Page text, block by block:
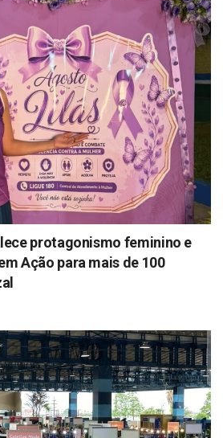
protagonismo feminino e
Ação para mais de 100